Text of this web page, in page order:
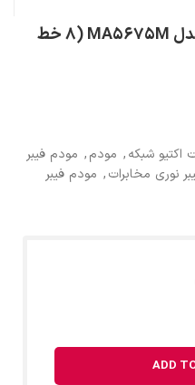
مودم فیبر نوری هوآوی مدل MA5675M (8 خط
اکتیو شبکه, مودم, مودم فیبر
نوری مخابرات, مودم فیبر
ADD